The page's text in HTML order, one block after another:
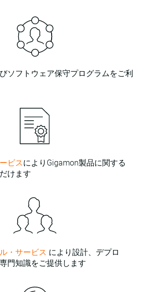
ソフトウェア保守プログラムをご利
ビスによりGigamon製品に関する
けます
・サービス により設計、デプロ
門知識をご提供します